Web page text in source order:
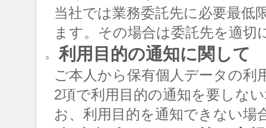
当社では業務委託先に必要最低
ます。その場合は委託先を適切
○ 利用目的の通知に関して
ご本人から保有個人データの利
2項で利用目的の通知を要しな
お、利用目的を通知できない場